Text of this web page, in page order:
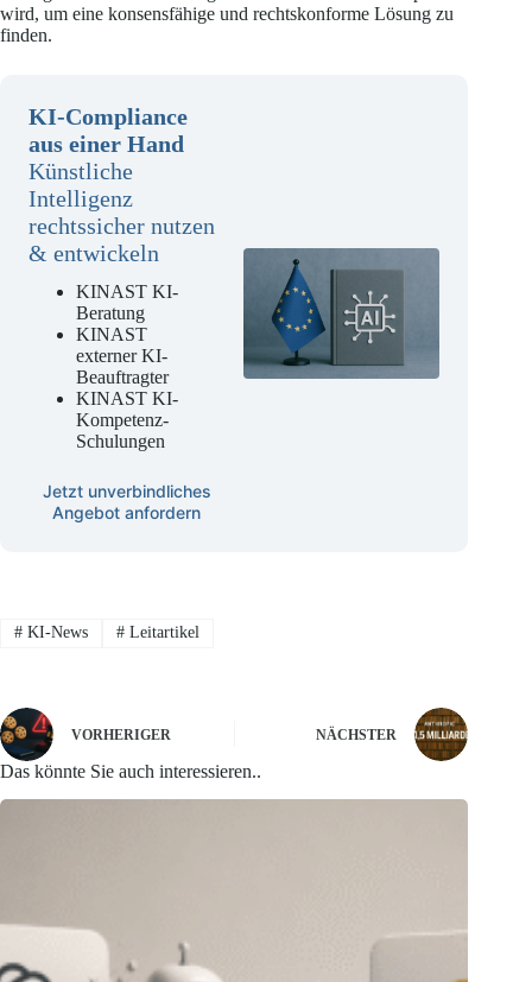
wird, um eine konsensfähige und rechtskonforme Lösung zu
finden.
KI-Compliance
aus einer Hand
Künstliche
Intelligenz
rechtssicher nutzen
& entwickeln
KINAST KI-
Beratung
KINAST
externer KI-
Beauftragter
KINAST KI-
Kompetenz-
Schulungen
Jetzt unverbindliches
Angebot anfordern
#KI-News #Leitartikel
VORHERIGER NÄCHSTER
Das könnte Sie auch interessieren..